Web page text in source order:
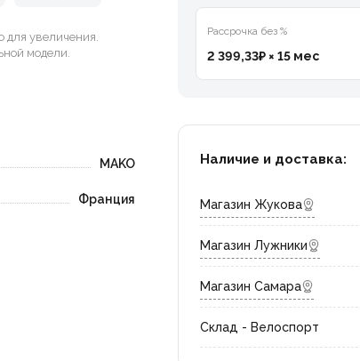
для увеличения.
модели.
MAKO
Франция
Рассрочка без %
2 399,33₽ × 15 мес
Наличие и доставка:
Магазин Жукова
Магазин Лужники
Магазин Самара
Склад - Велоспорт